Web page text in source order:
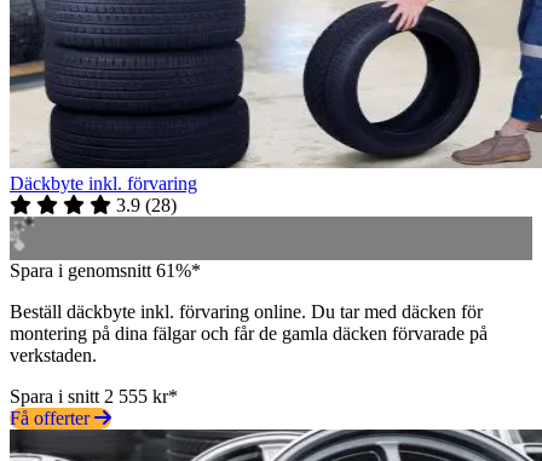
Däckbyte inkl. förvaring
3.9 (28)
Spara i genomsnitt 61%*
Beställ däckbyte inkl. förvaring online. Du tar med däcken för
montering på dina fälgar och får de gamla däcken förvarade på
verkstaden.
Spara i snitt 2 555 kr*
Få offerter